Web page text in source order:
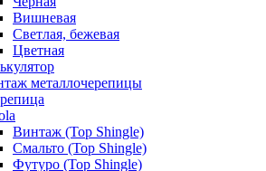
Вишневая
Светлая, бежевая
Цветная
металлочерепицы
Винтаж (Top Shingle)
Смальто (Top Shingle)
Футуро (Top Shingle)